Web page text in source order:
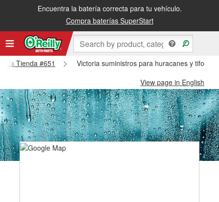
Encuentra la batería correcta para tu vehículo.
Compra baterías SuperStart
Tienda #651
Victoria suministros para huracanes y tifones
View page in English